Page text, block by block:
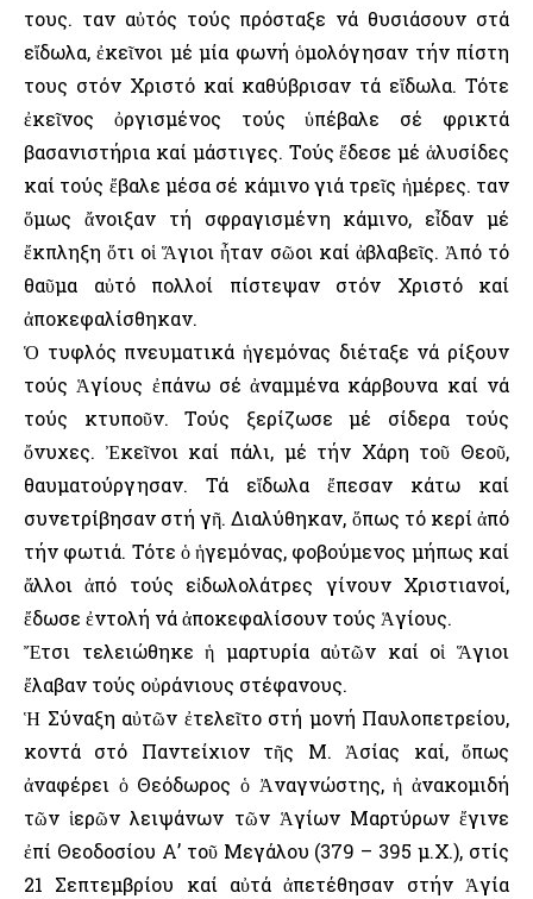
τους. Ὅταν αὐτός τούς πρόσταξε νά θυσιάσουν στά
εἴδωλα, ἐκεῖνοι μέ μία φωνή ὁμολόγησαν τήν πίστη
τους στόν Χριστό καί καθύβρισαν τά εἴδωλα. Τότε
ἐκεῖνος ὀργισμένος τούς ὑπέβαλε σέ φρικτά
βασανιστήρια καί μάστιγες. Τούς ἔδεσε μέ ἁλυσίδες
καί τούς ἔβαλε μέσα σέ κάμινο γιά τρεῖς ἡμέρες. Ὅταν
ὅμως ἄνοιξαν τή σφραγισμένη κάμινο, εἶδαν μέ
ἔκπληξη ὅτι οἱ Ἅγιοι ἦταν σῶοι καί ἀβλαβεῖς. Ἀπό τό
θαῦμα αὐτό πολλοί πίστεψαν στόν Χριστό καί
ἀποκεφαλίσθηκαν.
Ὁ τυφλός πνευματικά ἡγεμόνας διέταξε νά ρίξουν
τούς Ἁγίους ἐπάνω σέ ἀναμμένα κάρβουνα καί νά
τούς κτυποῦν. Τούς ξερίζωσε μέ σίδερα τούς
ὄνυχες. Ἐκεῖνοι καί πάλι, μέ τήν Χάρη τοῦ Θεοῦ,
θαυματούργησαν. Τά εἴδωλα ἔπεσαν κάτω καί
συνετρίβησαν στή γῆ. Διαλύθηκαν, ὅπως τό κερί ἀπό
τήν φωτιά. Τότε ὁ ἡγεμόνας, φοβούμενος μήπως καί
ἄλλοι ἀπό τούς εἰδωλολάτρες γίνουν Χριστιανοί,
ἔδωσε ἐντολή νά ἀποκεφαλίσουν τούς Ἁγίους.
Ἔτσι τελειώθηκε ἡ μαρτυρία αὐτῶν καί οἱ Ἅγιοι
ἔλαβαν τούς οὐράνιους στέφανους.
Ἡ Σύναξη αὐτῶν ἐτελεῖτο στή μονή Παυλοπετρείου,
κοντά στό Παντείχιον τῆς Μ. Ἀσίας καί, ὅπως
ἀναφέρει ὁ Θεόδωρος ὁ Ἀναγνώστης, ἡ ἀνακομιδή
τῶν ἱερῶν λειψάνων τῶν Ἁγίων Μαρτύρων ἔγινε
ἐπί Θεοδοσίου Α’ τοῦ Μεγάλου (379 – 395 μ.Χ.), στίς
21 Σεπτεμβρίου καί αὐτά ἀπετέθησαν στήν Ἁγία